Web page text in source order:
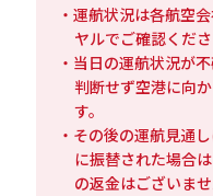
・運航状況は各航空
ヤルでご確認くださ
・当日の運航状況が
判断せず空港に向
す。
・その後の運航見通
に振替された場合
の返金はございませ